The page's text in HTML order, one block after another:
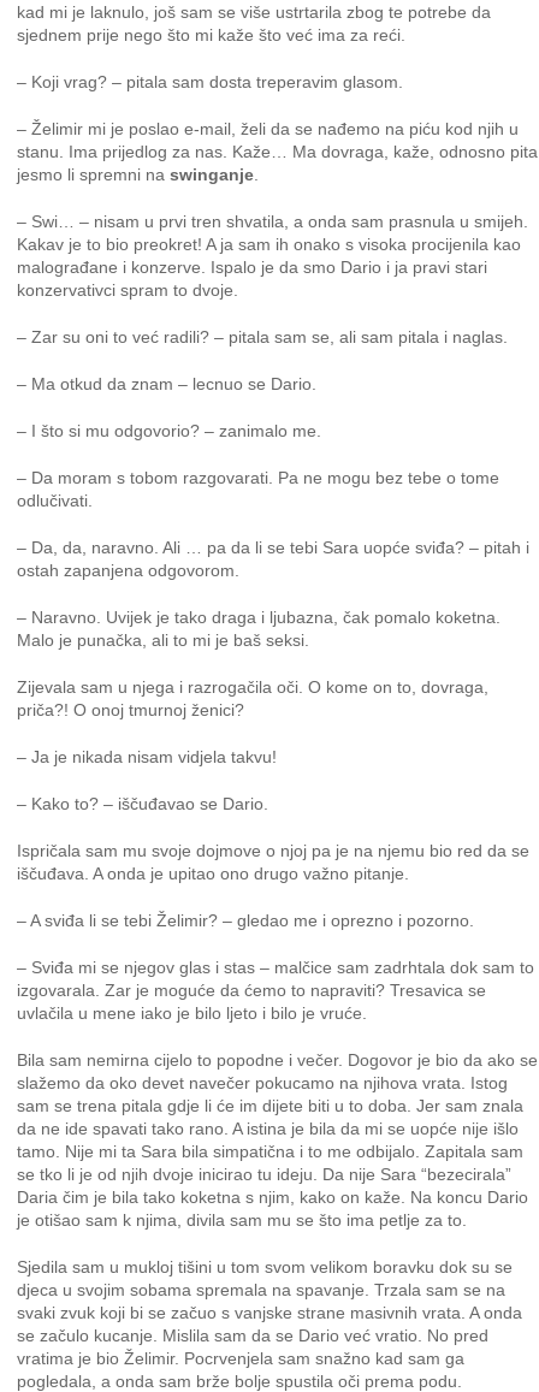
kad mi je laknulo, još sam se više ustrtarila zbog te potrebe da
sjednem prije nego što mi kaže što već ima za reći.
– Koji vrag? – pitala sam dosta treperavim glasom.
– Želimir mi je poslao e-mail, želi da se nađemo na piću kod njih u
stanu. Ima prijedlog za nas. Kaže… Ma dovraga, kaže, odnosno pita
jesmo li spremni naswinganje
– Swi… – nisam u prvi tren shvatila, a onda sam prasnula u smijeh.
Kakav je to bio preokret! A ja sam ih onako s visoka procijenila kao
malograđane i konzerve. Ispalo je da smo Dario i ja pravi stari
konzervativci spram to dvoje.
– Zar su oni to već radili? – pitala sam se, ali sam pitala i naglas.
– Ma otkud da znam – lecnuo se Dario.
– I što si mu odgovorio? – zanimalo me.
– Da moram s tobom razgovarati. Pa ne mogu bez tebe o tome
odlučivati.
– Da, da, naravno. Ali … pa da li se tebi Sara uopće sviđa? – pitah i
ostah zapanjena odgovorom.
– Naravno. Uvijek je tako draga i ljubazna, čak pomalo koketna.
Malo je punačka, ali to mi je baš seksi.
Zijevala sam u njega i razrogačila oči. O kome on to, dovraga,
priča?! O onoj tmurnoj ženici?
– Ja je nikada nisam vidjela takvu!
– Kako to? – iščuđavao se Dario.
Ispričala sam mu svoje dojmove o njoj pa je na njemu bio red da se
iščuđava. A onda je upitao ono drugo važno pitanje.
– A sviđa li se tebi Želimir? – gledao me i oprezno i pozorno.
– Sviđa mi se njegov glas i stas – malčice sam zadrhtala dok sam to
izgovarala. Zar je moguće da ćemo to napraviti? Tresavica se
uvlačila u mene iako je bilo ljeto i bilo je vruće.
Bila sam nemirna cijelo to popodne i večer. Dogovor je bio da ako se
slažemo da oko devet navečer pokucamo na njihova vrata. Istog
sam se trena pitala gdje li će im dijete biti u to doba. Jer sam znala
da ne ide spavati tako rano. A istina je bila da mi se uopće nije išlo
tamo. Nije mi ta Sara bila simpatična i to me odbijalo. Zapitala sam
se tko li je od njih dvoje inicirao tu ideju. Da nije Sara “bezecirala”
Daria čim je bila tako koketna s njim, kako on kaže. Na koncu Dario
je otišao sam k njima, divila sam mu se što ima petlje za to.
Sjedila sam u mukloj tišini u tom svom velikom boravku dok su se
djeca u svojim sobama spremala na spavanje. Trzala sam se na
svaki zvuk koji bi se začuo s vanjske strane masivnih vrata. A onda
se začulo kucanje. Mislila sam da se Dario već vratio. No pred
vratima je bio Želimir. Pocrvenjela sam snažno kad sam ga
pogledala, a onda sam brže bolje spustila oči prema podu.